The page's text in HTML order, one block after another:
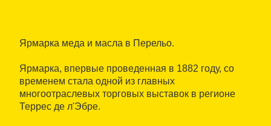
Ярмарка меда и масла в Перельо.
Ярмарка, впервые проведенная в 1882 году, со
временем стала одной из главных
многоотраслевых торговых выставок в регионе
Террес де л'Эбре.